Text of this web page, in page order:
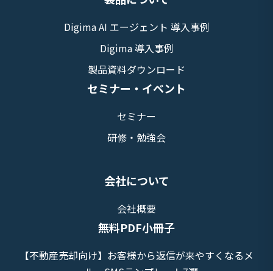
Digima AI エージェント 導入事例
Digima 導入事例
製品資料ダウンロード
セミナー・イベント
セミナー
研修・勉強会
会社について
会社概要
無料PDF小冊子
【不動産売却向け】お客様から返信が来やすくなるメ